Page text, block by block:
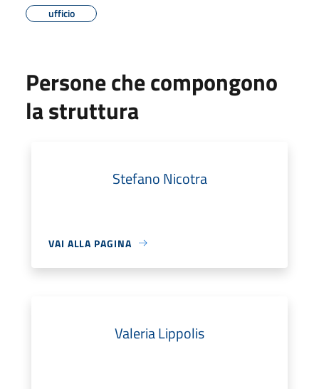
ufficio
Persone che compongono
la struttura
Stefano Nicotra
VAI ALLA PAGINA
Valeria Lippolis